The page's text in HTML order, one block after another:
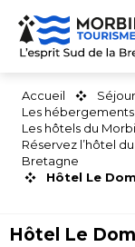
Aller
contenu
Accueil
Les
Les hôtels du
Réservez l’hôtel
Bretagne
Hôtel Le
Hôtel Le